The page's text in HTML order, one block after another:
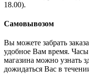
18.00).
Самовывозом
Вы можете забрать
удобное Вам время.
магазина можно узнать
дожидаться Вас в